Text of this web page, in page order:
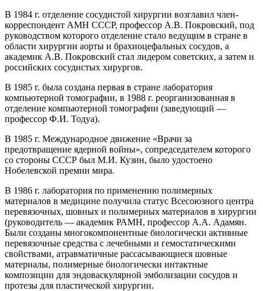
В 1984 г. отделение сосудистой хирургии возглавил член-
корреспондент АМН СССР, профессор А.В. Покровский, под
руководством которого отделение стало ведущим в стране в
области хирургии аорты и брахиоцефальных сосудов, а
академик А.В. Покровский стал лидером советских, а затем и
российских сосудистых хирургов.
В 1985 г. была создана первая в стране лаборатория
компьютерной томографии, в 1988 г. реорганизованная в
отделение компьютерной томографии (заведующий —
профессор Ф.И. Тодуа).
В 1985 г. Международное движение «Врачи за
предотвращение ядерной войны», сопредседателем которого
со стороны СССР был М.И. Кузин, было удостоено
Нобелевской премии мира.
В 1986 г. лаборатория по применению полимерных
материалов в медицине получила статус Всесоюзного центра
перевязочных, шовных и полимерных материалов в хирургии
(руководитель — академик РАМН, профессор А.А. Адамян.
Были созданы многокомпонентные биологически активные
перевязочные средства с лечебными и гемостатическими
свойствами, атравматичные рассасывающиеся шовные
материалы, полимерные биологически интактные
композиции для эндоваскулярной эмболизации сосудов и
протезы для пластической хирургии.